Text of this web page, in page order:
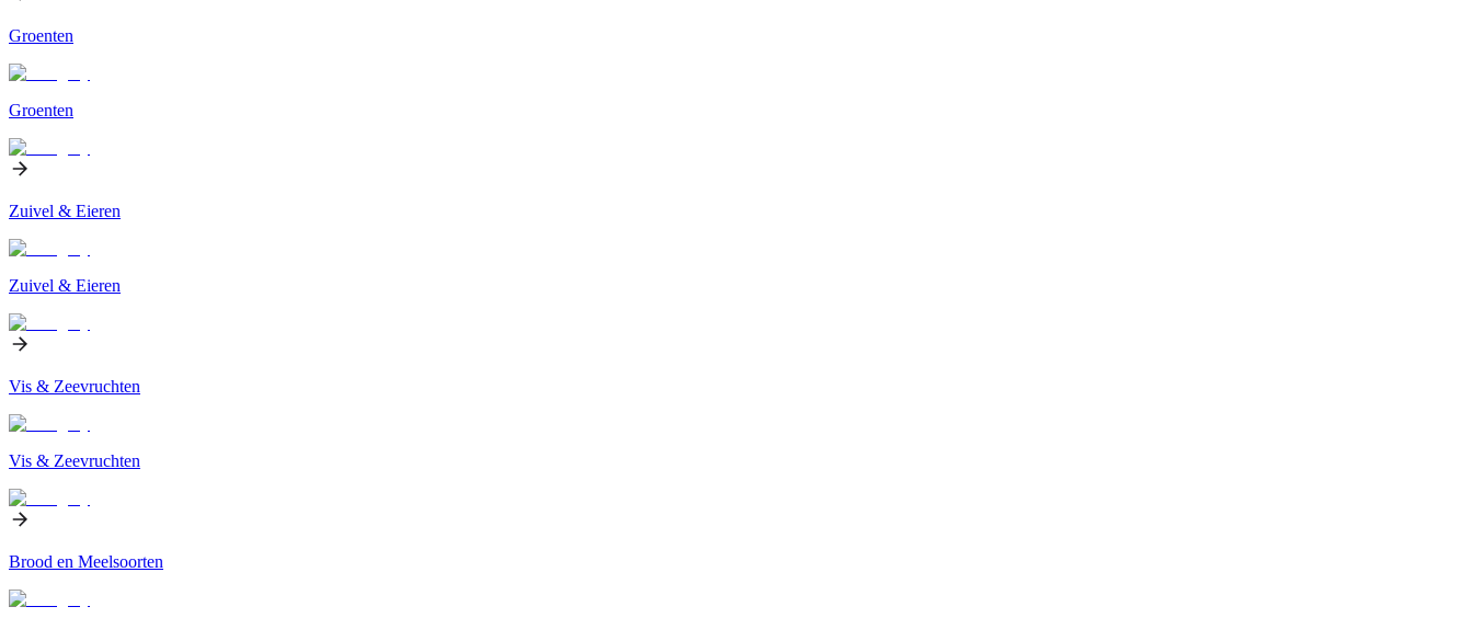
Groenten
Groenten
Zuivel & Eieren
Zuivel & Eieren
Vis & Zeevruchten
Vis & Zeevruchten
Brood en Meelsoorten